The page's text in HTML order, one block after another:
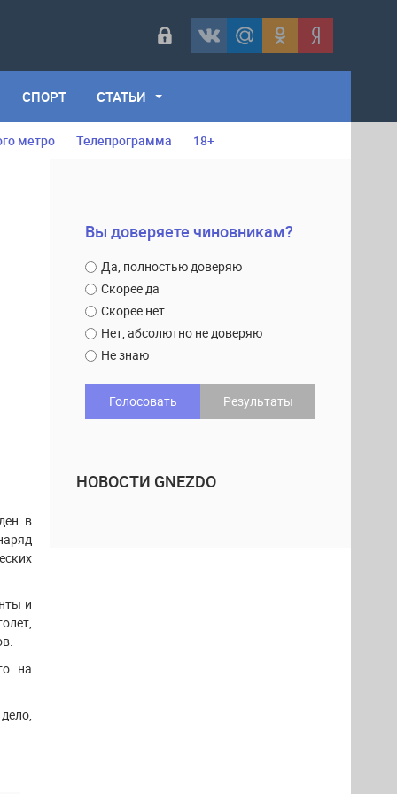
СПОРТ СТАТЬИ
метро Телепрограмма 18+
в
и
на
Вы доверяете чиновникам?
Да, полностью доверяю
Скорее да
Скорее нет
Нет, абсолютно не доверяю
Не знаю
Голосовать Результаты
НОВОСТИ GNEZDO